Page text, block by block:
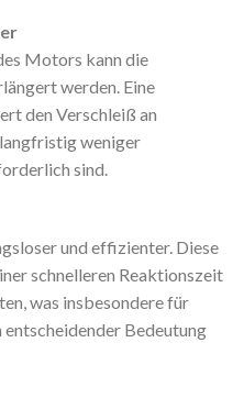
Motors kann die
werden. Eine
den Verschleiß an
weniger
sind.
und effizienter. Diese
schnelleren Reaktionszeit
was insbesondere für
Bedeutung